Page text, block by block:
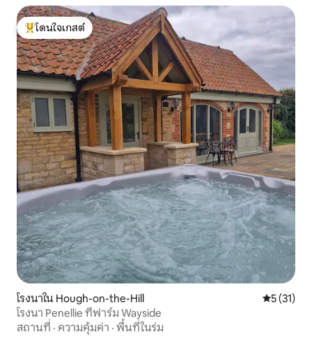
โดนใจเกสต์ที่สุด
โดนใจเกสต์
โรงนาใน Hough-on-the-Hill คะแนนเฉลี่
5 (31)
โรงนา Penellie ที่ฟาร์ม Wayside
สถานที่ · ความคุ้มค่า · พื้นที่ในร่ม